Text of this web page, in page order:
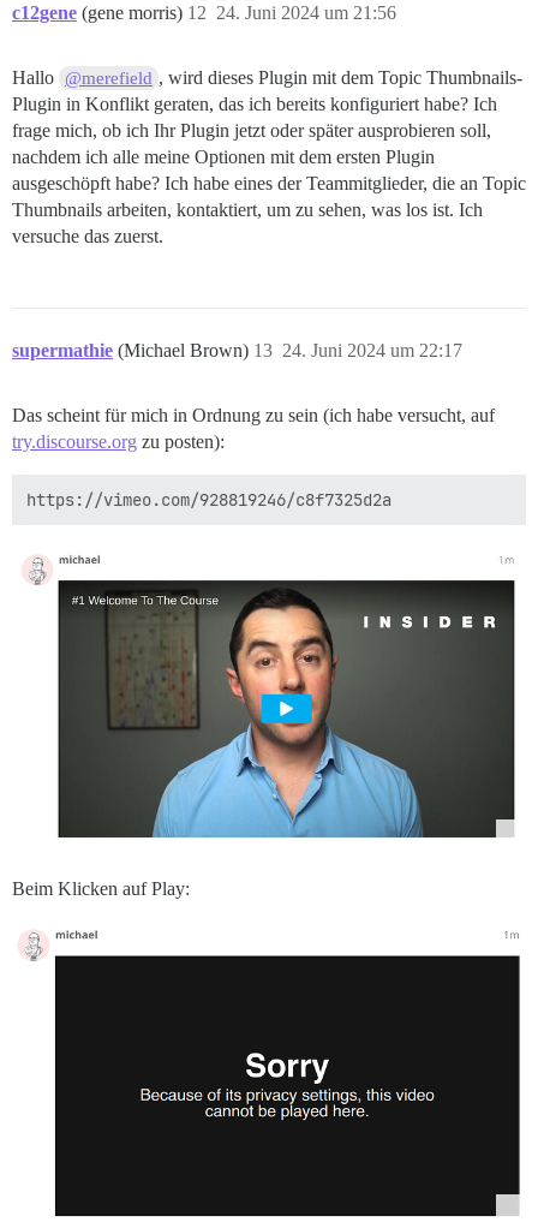
c12gene (gene morris) 24. Juni 2024 um 21:56
12
Hallo @merefield , wird dieses Plugin mit dem Topic Thumbnails-
Plugin in Konflikt geraten, das ich bereits konfiguriert habe? Ich
frage mich, ob ich Ihr Plugin jetzt oder später ausprobieren soll,
nachdem ich alle meine Optionen mit dem ersten Plugin
ausgeschöpft habe? Ich habe eines der Teammitglieder, die an Topic
Thumbnails arbeiten, kontaktiert, um zu sehen, was los ist. Ich
versuche das zuerst.
supermathie (Michael Brown) 24. Juni 2024 um 22:17
13
Das scheint für mich in Ordnung zu sein (ich habe versucht, auf
try.discourse.org zu posten):
Beim Klicken auf Play: